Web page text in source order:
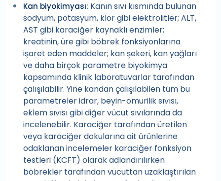
Kan biyokimyası: Kanın sıvı kısmında bulunan
sodyum, potasyum, klor gibi elektrolitler; ALT,
AST gibi karaciğer kaynaklı enzimler;
kreatinin, üre gibi böbrek fonksiyonlarına
işaret eden maddeler; kan şekeri, kan yağları
ve daha birçok parametre biyokimya
kapsamında klinik laboratuvarlar tarafından
çalışılabilir. Yine kandan çalışılabilen tüm bu
parametreler idrar, beyin-omurilik sıvısı,
eklem sıvısı gibi diğer vücut sıvılarında da
incelenebilir. Karaciğer tarafından üretilen
veya karaciğer dokularına ait ürünlerine
odaklanan incelemeler karaciğer fonksiyon
testleri (KCFT) olarak adlandırılırken
böbrekler tarafından vücuttan uzaklaştırılan